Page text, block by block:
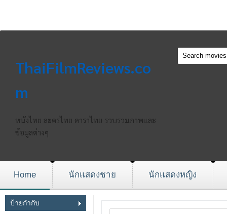
ThaiFilmReviews.co
m
หนังไทย ละครไทย ดาราไทย รวบรวมภาพและ
ข้อมูลต่างๆ
Home นักแสดงชาย นักแสดงหญิง
ป้ายกำกับ